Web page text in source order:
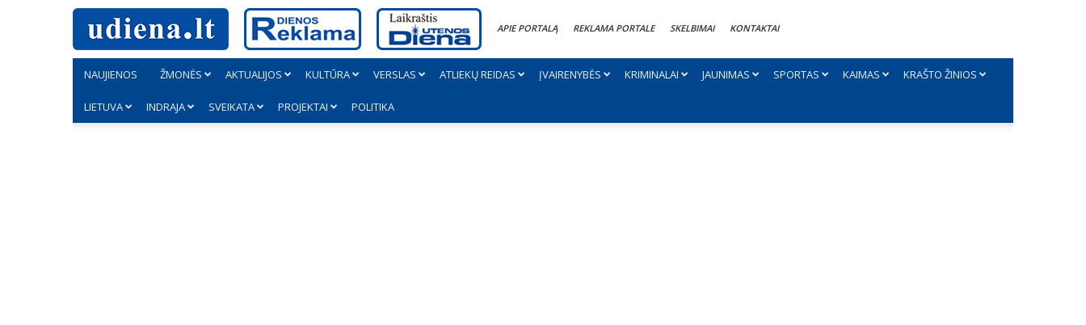
APIE PORTALĄ REKLAMA PORTALE SKELBIMAI KONTAKTAI
NAUJIENOS ŽMONĖS AKTUALIJOS KULTŪRA VERSLAS ATLIEKŲ REIDAS ĮVAIRENYBĖS KRIMINALAI JAUNIMAS SPORTAS KAIMAS KRAŠTO ŽINIOS
LIETUVA INDRAJA SVEIKATA PROJEKTAI POLITIKA